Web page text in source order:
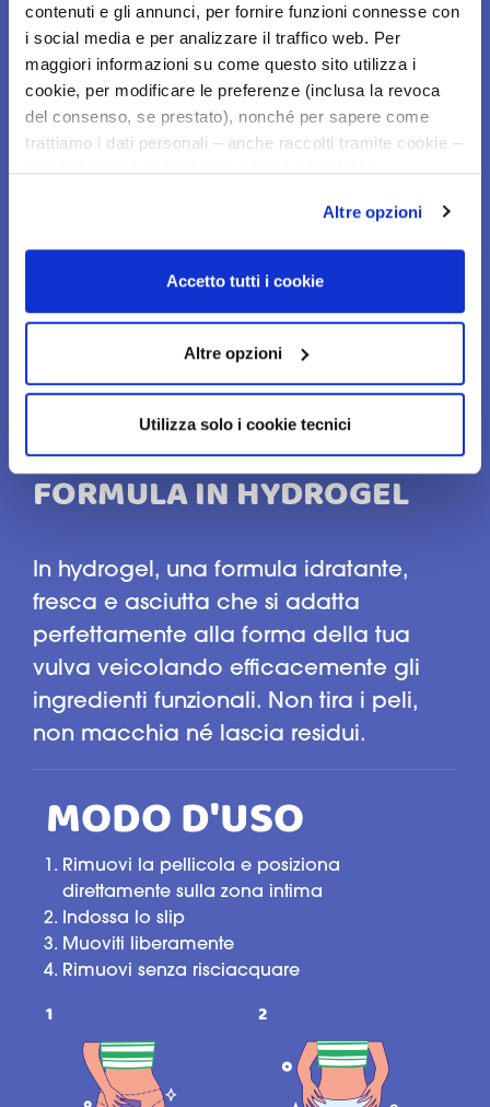
contenuti e gli annunci, per fornire funzioni connesse con
i social media e per analizzare il traffico web. Per
maggiori informazioni su come questo sito utilizza i
cookie, per modificare le preferenze (inclusa la revoca
del consenso, se prestato), nonché per sapere come
trattiamo i dati personali – anche raccolti tramite cookie –
può consultare l’informativa cookie completa e
qualora clicchi su “Utilizza solo i cookie necessari”, non
sarà installato alcun cookie o altro strumento di
tracciamento diverso da quelli tecnici. Cliccando su
all’installazione di tutti i cookie utilizzati dal sito.
Cliccando su "Altre opzioni", potrà scegliere, in modo più
granulare, quali cookie autorizzare.
Altre opzioni
Accetto tutti i cookie
Altre opzioni
Utilizza solo i cookie tecnici
pH
Una maschera con pH 5.5, rispetta la
normale fisiologia delle mucose
genitali esterne e delle aree cutanee
circostanti
FORMULA IN HYDROGEL
In hydrogel, una formula idratante,
fresca e asciutta che si adatta
perfettamente alla forma della tua
vulva veicolando efficacemente gli
ingredienti funzionali. Non tira i peli,
non macchia né lascia residui.
MODO D'USO
Rimuovi la pellicola e posiziona
direttamente sulla zona intima
Indossa lo slip
Muoviti liberamente
Rimuovi senza risciacquare
1 2